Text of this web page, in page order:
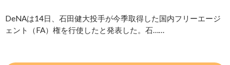
DeNAは14日、石田健大投手が今季取得した国内フリーエージ
ェント（FA）権を行使したと発表した。石……